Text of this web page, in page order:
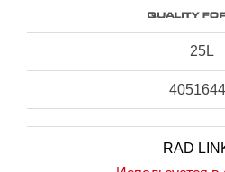
25L
RAD